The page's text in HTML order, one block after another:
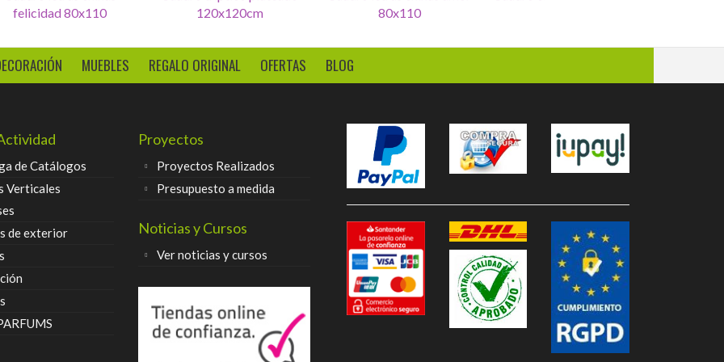
seurte
felicidad 80x110
120x120cm
MUEBLES REGALO ORIGINAL OFERTAS BLOG
de Catálogos
Verticales
de exterior
Proyectos
Proyectos Realizados
Presupuesto a medida
Noticias y Cursos
Ver noticias y cursos